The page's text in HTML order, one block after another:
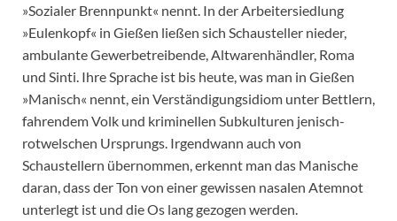
»Sozialer Brennpunkt« nennt. In der Arbeitersiedlung
»Eulenkopf« in Gießen ließen sich Schausteller nieder,
ambulante Gewerbetreibende, Altwarenhändler, Roma
und Sinti. Ihre Sprache ist bis heute, was man in Gießen
»Manisch« nennt, ein Verständigungsidiom unter Bettlern,
fahrendem Volk und kriminellen Subkulturen jenisch-
rotwelschen Ursprungs. Irgendwann auch von
Schaustellern übernommen, erkennt man das Manische
daran, dass der Ton von einer gewissen nasalen Atemnot
unterlegt ist und die Os lang gezogen werden.